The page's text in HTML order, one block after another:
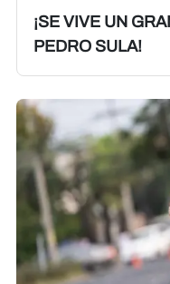
¡SE VIVE UN
PEDRO SULA!